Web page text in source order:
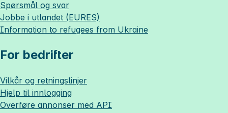
Spørsmål og svar
Jobbe i utlandet (EURES)
Information to refugees from Ukraine
For bedrifter
Vilkår og retningslinjer
Hjelp til innlogging
Overføre annonser med API